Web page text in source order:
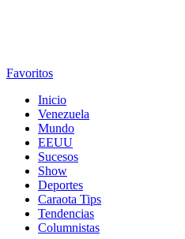
Favoritos
Inicio
Venezuela
Mundo
EEUU
Sucesos
Show
Deportes
Caraota Tips
Tendencias
Columnistas